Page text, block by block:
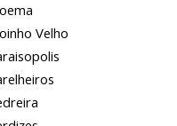
Velho